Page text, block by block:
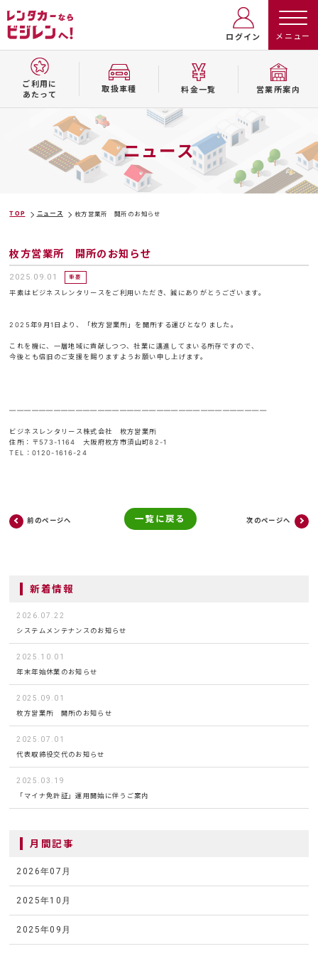
ログイン
ご利用に
あたって
取扱⾞種 料⾦⼀覧 営業所案内
ニュース
TOP ニュース 枚方営業所 開所のお知らせ
枚方営業所 開所のお知らせ
2025.09.01 重要
平素はビジネスレンタリースをご利用いただき、誠にありがとうございます。
2025年9月1日より、「枚方営業所」を開所する運びとなりました。
これを機に、一層地域に貢献しつつ、社業に邁進してまいる所存ですので、
今後とも倍旧のご支援を賜りますようお願い申し上げます。
―――――――――――――――――――――――――――――――――――
ビジネスレンタリース株式会社 枚方営業所
住所：〒573-1164 大阪府枚方市須山町82-1
TEL：0120-1616-24
前のページへ 一覧に戻る 次のページへ
新着情報
2026.07.22
システムメンテナンスのお知らせ
2025.10.01
年末年始休業のお知らせ
2025.09.01
枚方営業所 開所のお知らせ
2025.07.01
代表取締役交代のお知らせ
2025.03.19
「マイナ免許証」運用開始に伴うご案内
月間記事
2026年07月
2025年10月
2025年09月